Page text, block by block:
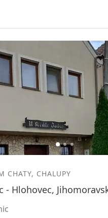
12 3
do oblíbených
CHATY, CHALUPY
- Hlohovec,